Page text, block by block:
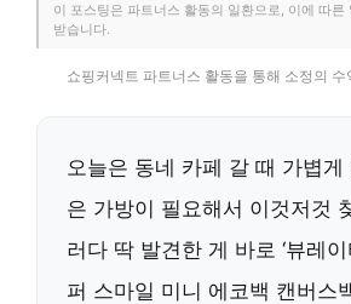
이 포스팅은 파트너스 활동의 일환으로, 이에 따른
받습니다.
쇼핑커넥트 파트너스 활동을 통해 소정의
오늘은 동네 카페 갈 때 가볍게
은 가방이 필요해서 이것저것
러다 딱 발견한 게 바로 ‘뷰레
퍼 스마일 미니 에코백 캔버스